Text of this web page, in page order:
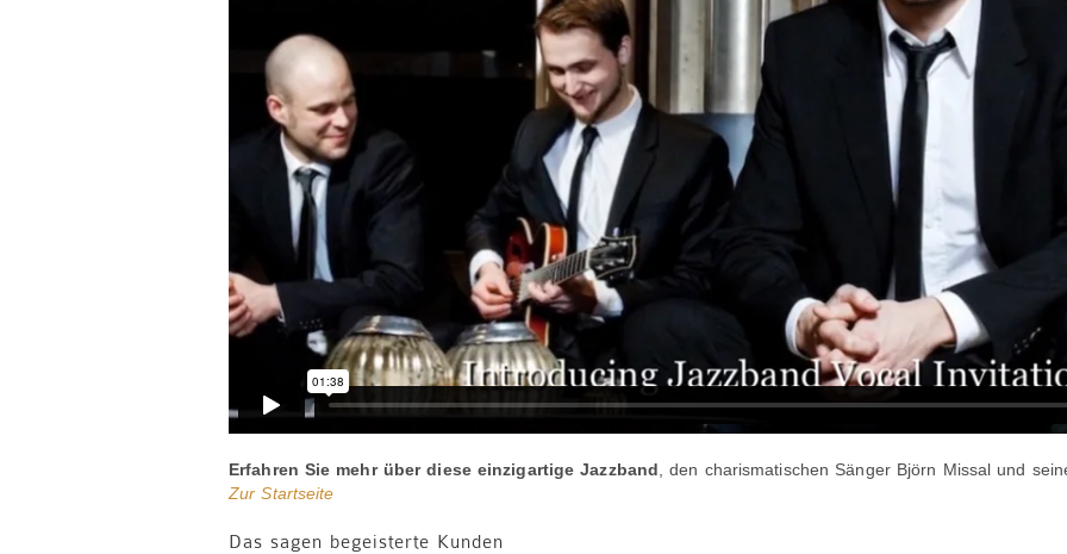
Erfahren Sie mehr über diese einzigartige Jazzband , den charismatischen Sänger Björn Missal und
Zur Startseite
Das sagen begeisterte Kunden